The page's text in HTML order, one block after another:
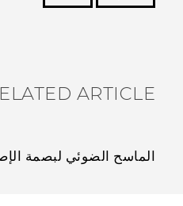
ARTICLE
الماسح الضوئي لبصمة